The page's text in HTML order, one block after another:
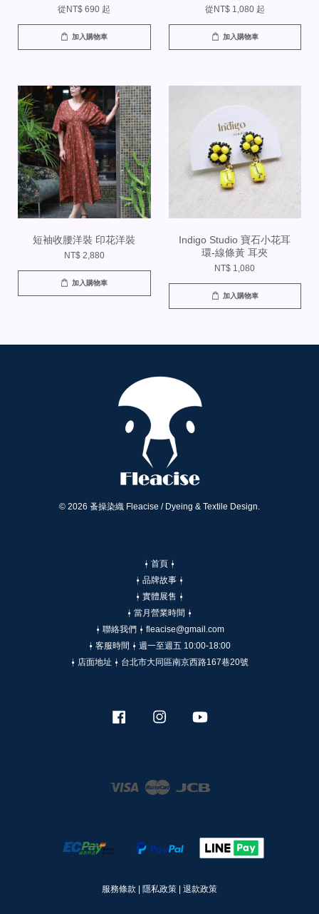
從 NT$ 690 起
加入購物車
從 NT$ 1,080 起
加入購物車
短袖收腰洋裝 印花洋裝
NT$ 2,880
加入購物車
Indigo Studio 寶石小花耳
環-線條黃 耳夾
NT$ 1,080
加入購物車
© 2026 蚤操染織 Fleacise / Dyeing & Textile Design.
⍿ 首頁 ⍿
⍿ 品牌故事 ⍿
⍿ 實體展售 ⍿
⍿ 當月營業時間 ⍿
⍿ 聯絡我們 ⍿ fleacise@gmail.com
⍿ 客服時間 ⍿ 週一至週五 10:00-18:00
⍿ 店面地址 ⍿ 台北市大同區南京西路167巷20號
Facebook Instagram
Visa Master
服務條款 隱私政策 退款政策